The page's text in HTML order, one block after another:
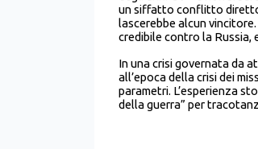
un siffatto conflitto diretto
lascerebbe alcun
credibile contro la Russia,
In una crisi governata da
all’epoca della crisi dei
parametri. L’esperienza
della guerra” per